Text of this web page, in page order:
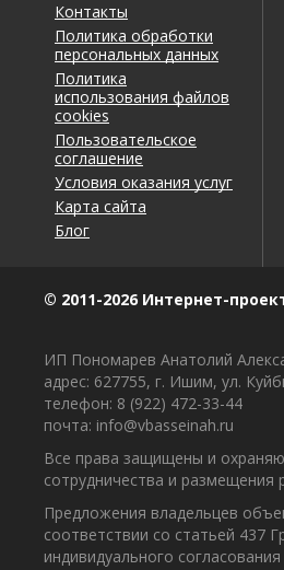
Контакты
Политика обработки
персональных данных
Политика
использования файлов
cookies
Пользовательское
соглашение
Условия оказания услуг
Карта сайта
Блог
© 2011-2026 Интернет-
ИП Пономарев Анатолий
адрес: 627755, г. Ишим, ул.
телефон: 8 (922) 472-33-44
почта: info@vbasseinah.ru
Все права защищены и
сотрудничества и
Предложения владельцев
соответствии со статьей 437
индивидуального